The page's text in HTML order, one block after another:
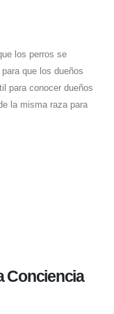
los perros se
para que los dueños
para conocer dueños
la misma raza para
Conciencia